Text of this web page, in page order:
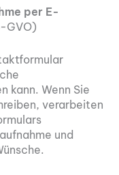
per E-
GVO)
kann. Wenn Sie
verarbeiten
und